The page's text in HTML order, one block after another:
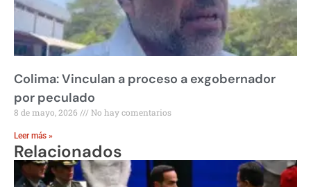
Colima: Vinculan a proceso a exgobernador
por peculado
8 de mayo, 2026 No hay comentarios
Leer más »
Relacionados